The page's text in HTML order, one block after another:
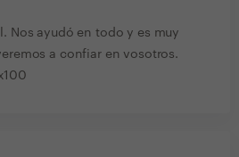
Nos ayudó en todo y es muy
a confiar en vosotros.